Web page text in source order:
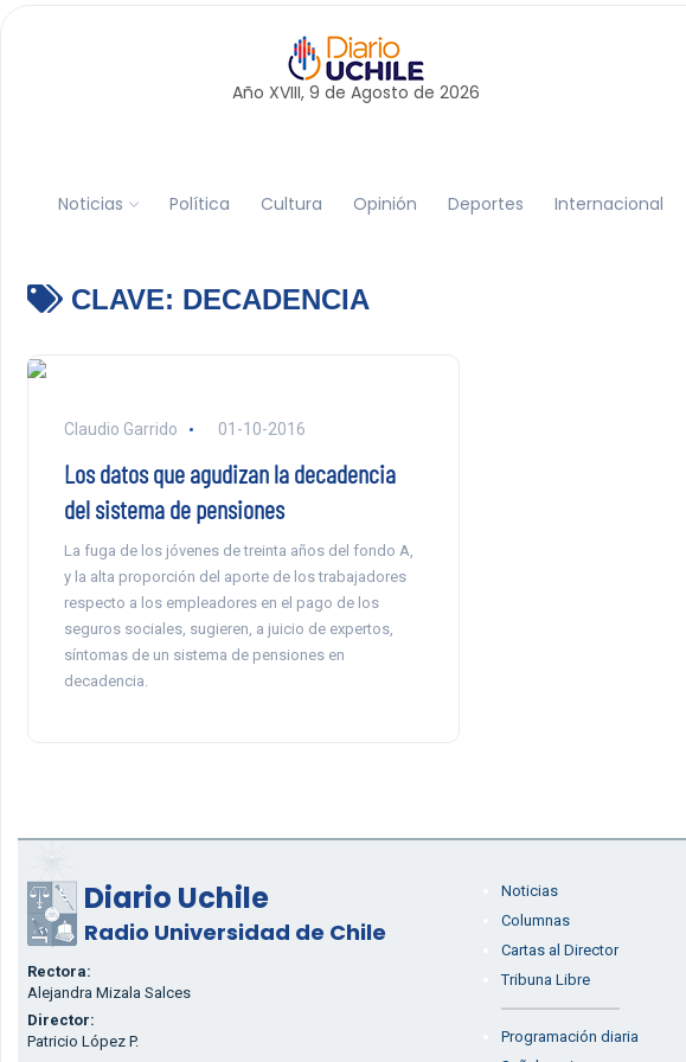
Año XVIII, 9 de Agosto de 2026
Noticias Política Cultura Opinión Deportes Internacional
CLAVE: DECADENCIA
Claudio Garrido 01-10-2016
Los datos que agudizan la decadencia
del sistema de pensiones
La fuga de los jóvenes de treinta años del fondo A,
y la alta proporción del aporte de los trabajadores
respecto a los empleadores en el pago de los
seguros sociales, sugieren, a juicio de expertos,
síntomas de un sistema de pensiones en
decadencia.
Diario Uchile
Radio Universidad de Chile
Rectora:
Alejandra Mizala Salces
Director:
Patricio López P.
Noticias
Columnas
Cartas al Director
Tribuna Libre
Programación diaria